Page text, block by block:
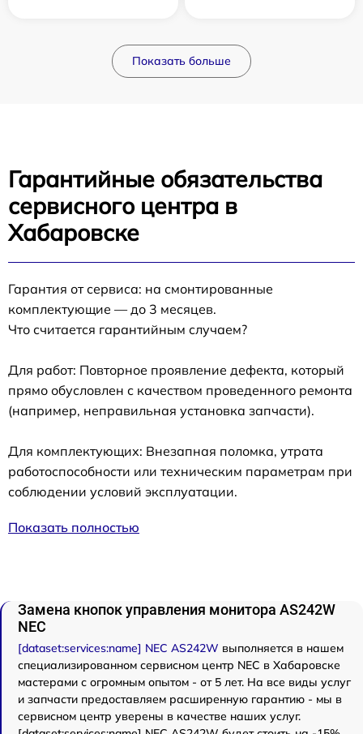
Показать больше
Гарантийные обязательства
сервисного центра в
Хабаровске
Гарантия от сервиса: на смонтированные
комплектующие — до 3 месяцев.
Что считается гарантийным случаем?
Для работ: Повторное проявление дефекта, который
прямо обусловлен с качеством проведенного ремонта
(например, неправильная установка запчасти).
Для комплектующих: Внезапная поломка, утрата
работоспособности или техническим параметрам при
соблюдении условий эксплуатации.
Показать полностью
Замена кнопок управления монитора AS242W
NEC
[dataset:services:name] NEC AS242W выполняется в нашем
специализированном сервисном центр NEC в Хабаровске
мастерами с огромным опытом - от 5 лет. На все виды услуг
и запчасти предоставляем расширенную гарантию - мы в
сервисном центр уверены в качестве наших услуг.